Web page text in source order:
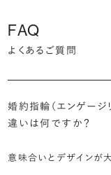
FAQ
よくあるご質問
婚約指輪（エンゲージ
違いは何ですか？
意味合いとデザインが大